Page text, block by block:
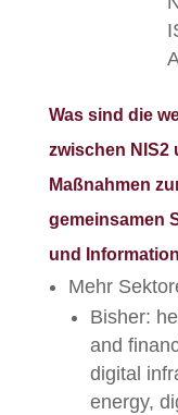
Was sind die
zwischen NIS2
Maßnahmen
gemeinsamen
und
Mehr
Bisher:
and
digital
energy,